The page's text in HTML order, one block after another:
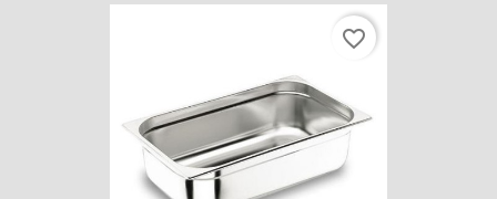
favorite_border